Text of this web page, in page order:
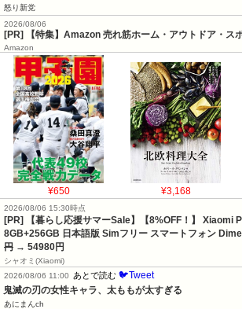
怒り新党
2026/08/06
[PR] 【特集】Amazon 売れ筋ホーム・アウトドア・ス
Amazon
¥650 ¥3,168
2026/08/06 15:30時点
[PR] 【暮らし応援サマーSale】【8%OFF！】 Xiaomi
8GB+256GB 日本語版 Simフリー スマートフォン
円 → 54980円
シャオミ(Xiaomi)
2026/08/06 11:00
あとで読む 🐦Tweet
鬼滅の刃の女性キャラ、太ももが太すぎる
あにまんch